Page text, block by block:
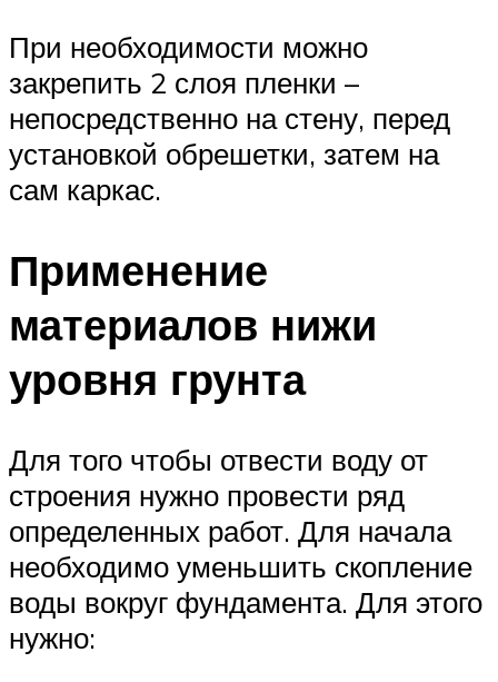
При необходимости можно
закрепить 2 слоя пленки –
непосредственно на стену, перед
установкой обрешетки, затем на
сам каркас.
Применение
материалов нижи
уровня грунта
Для того чтобы отвести воду от
строения нужно провести ряд
определенных работ. Для начала
необходимо уменьшить скопление
воды вокруг фундамента. Для этого
нужно: